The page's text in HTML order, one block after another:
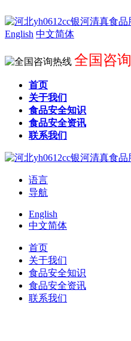
English 中文简体
全国咨
首页
关于我们
食品安全知识
食品安全资讯
联系我们
语言
导航
English
中文简体
首页
关于我们
食品安全知识
食品安全资讯
联系我们